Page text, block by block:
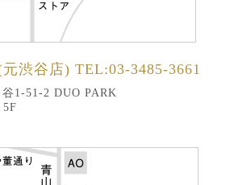
渋谷店) TEL:03-3485-3661
1-51-2 DUO PARK